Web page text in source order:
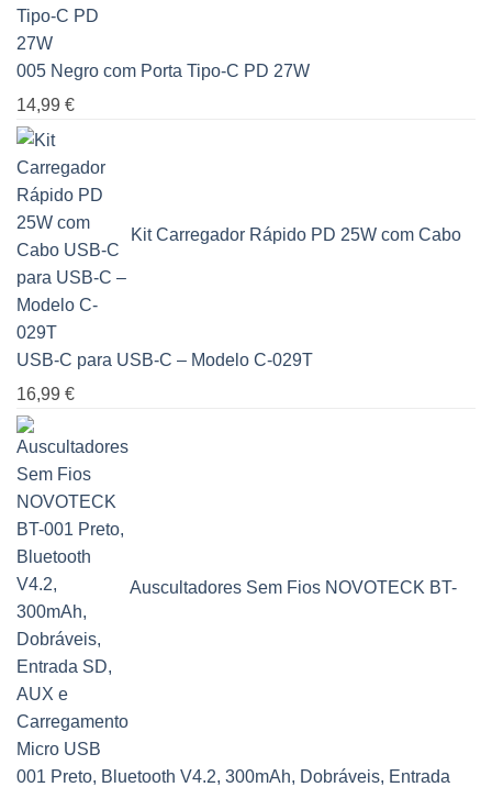
005 Negro com Porta Tipo-C PD 27W
14,99 €
Kit Carregador Rápido PD 25W com Cabo
USB-C para USB-C – Modelo C-029T
16,99 €
Auscultadores Sem Fios NOVOTECK BT-
001 Preto, Bluetooth V4.2, 300mAh, Dobráveis, Entrada